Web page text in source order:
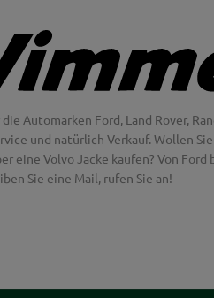
Automarken Ford, Land Rover,
und natürlich Verkauf. Wollen
eine Volvo Jacke kaufen? Von
Sie eine Mail, rufen Sie an!